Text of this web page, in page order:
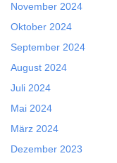
November 2024
Oktober 2024
September 2024
August 2024
Juli 2024
Mai 2024
März 2024
Dezember 2023